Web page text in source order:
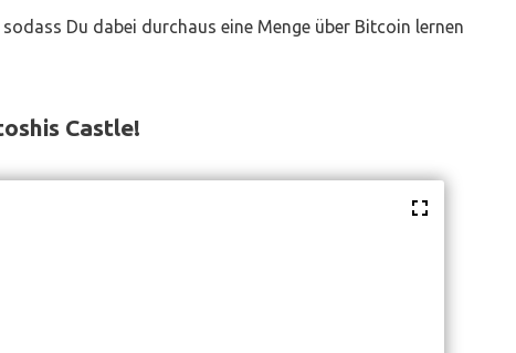
sodass Du dabei durchaus eine Menge über Bitcoin lernen
Castle!